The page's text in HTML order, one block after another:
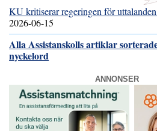
KU kritiserar regeringen för
2026-06-15
Alla Assistanskolls artiklar
nyckelord
ANNONSER